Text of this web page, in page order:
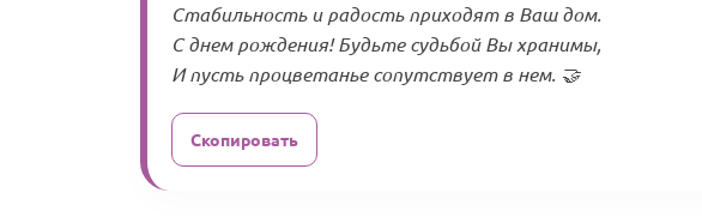
Стабильность и радость приходят в Ваш дом.
С днем рождения! Будьте судьбой Вы хранимы,
И пусть процветанье сопутствует в нем. 🤝
Скопировать